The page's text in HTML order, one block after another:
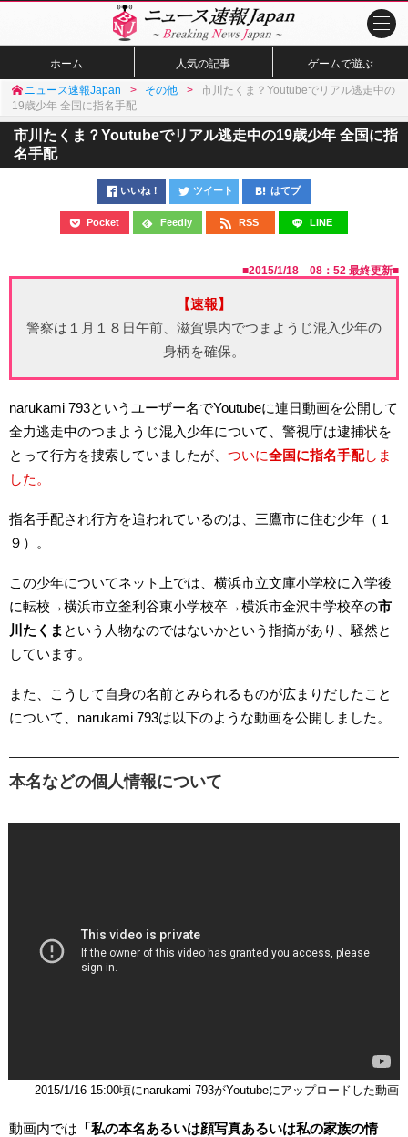
ホーム 人気の記事 ゲームで遊ぶ
ニュース速報Japan その他
市川たくま？Youtubeでリアル逃走中の
19歳少年 全国に指名手配
市川たくま？Youtubeでリアル逃走中の19歳少年 全国に指
名手配
いいね！ ツイート はてブ
Pocket Feedly RSS LINE
■2015/1/18 08：52 最終更新■
【速報】
警察は１月１８日午前、滋賀県内でつまようじ混入少年の
身柄を確保。
narukami 793というユーザー名でYoutubeに連日動画を公開して
全力逃走中のつまようじ混入少年について、警視庁は逮捕状を
とって行方を捜索していましたが、 ついに全国に指名手配しま
した。
指名手配され行方を追われているのは、三鷹市に住む少年（１
９）。
この少年についてネット上では、横浜市立文庫小学校に入学後
に転校→横浜市立釜利谷東小学校卒→横浜市金沢中学校卒の市
川たくま という人物なのではないかという指摘があり、騒然と
しています。
また、こうして自身の名前とみられるものが広まりだしたこと
について、narukami 793は以下のような動画を公開しました。
本名などの個人情報について
2015/1/16 15:00頃にnarukami 793がYoutubeにアップロードした動画
動画内では 「私の本名あるいは顔写真あるいは私の家族の情